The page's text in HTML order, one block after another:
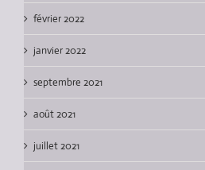
février 2022
janvier 2022
septembre 2021
août 2021
juillet 2021